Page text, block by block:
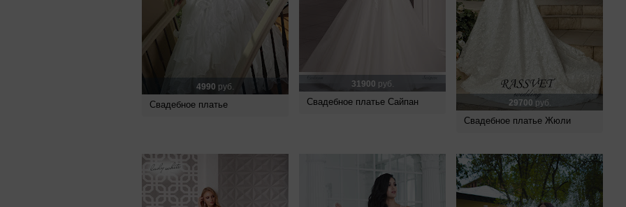
4990 руб.
Свадебное платье
31900 руб.
Свадебное платье Сайпан 29700 руб.
Свадебное платье Жюли